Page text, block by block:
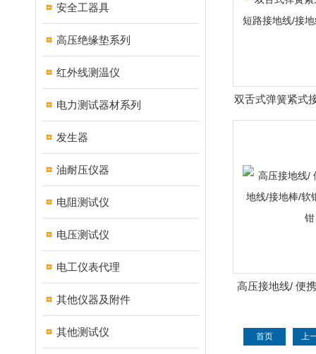
安全工器具
高压绝缘垫系列
红外线测温仪
电力测试器材系列
发生器
油耐压仪器
电阻测试仪
电压测试仪
电工仪表代理
其他仪器及附件
其他测试仪
双舌式弹簧紧式
接地线/接地
高压接地线/ 便
首页 上